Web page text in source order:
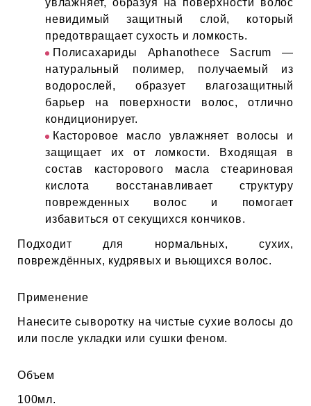
keyboard_arrow_right
keyboard_arrow_right
увлажняет, образуя на поверхности волос
невидимый защитный слой, который
предотвращает сухость и ломкость.
Полисахариды Aphanothece Sacrum —
натуральный полимер, получаемый из
водорослей, образует влагозащитный
барьер на поверхности волос, отлично
кондиционирует.
Касторовое масло увлажняет волосы и
защищает их от ломкости. Входящая в
состав касторового масла стеариновая
кислота восстанавливает структуру
поврежденных волос и помогает
избавиться от секущихся кончиков.
Подходит для нормальных, сухих,
повреждённых, кудрявых и вьющихся волос.
Применение
Нанесите сыворотку на чистые сухие волосы до
или после укладки или сушки феном.
Объем
100мл.